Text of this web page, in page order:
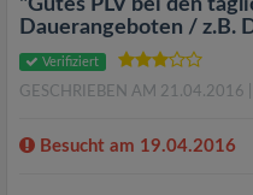
"Gutes PLV bei den
Dauerangeboten / z.B.
Verifiziert
GESCHRIEBEN AM 21.04.2016
Besucht am 19.04.2016